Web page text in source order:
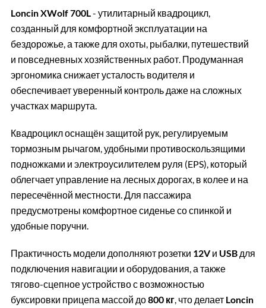
Loncin XWolf 700L- утилитарный квадроцикл,
созданный для комфортной эксплуатации на
бездорожье, а также для охоты, рыбалки, путешествий
и повседневных хозяйственных работ. Продуманная
эргономика снижает усталость водителя и
обеспечивает уверенный контроль даже на сложных
участках маршрута.
Квадроцикл оснащён защитой рук, регулируемым
тормозным рычагом, удобными противоскользящими
подножками и электроусилителем руля (EPS), который
облегчает управление на лесных дорогах, в колее и на
пересечённой местности. Для пассажира
предусмотрены комфортное сиденье со спинкой и
удобные поручни.
Практичность модели дополняют розетки 12Vи USBдля
подключения навигации и оборудования, а также
тягово-сцепное устройство с возможностью
буксировки прицепа массой до800 кг, что делает Loncin